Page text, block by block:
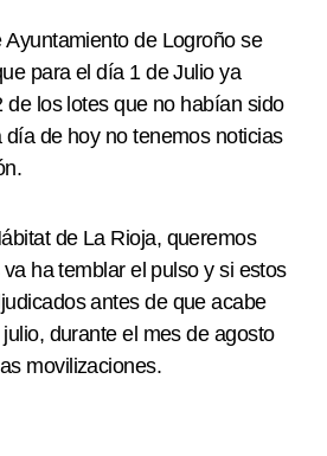
de Logroño se
para el día 1 de Julio ya
de los lotes que no habían sido
de hoy no tenemos noticias
de La Rioja, queremos
ha temblar el pulso y si estos
antes de que acabe
durante el mes de agosto
movilizaciones.